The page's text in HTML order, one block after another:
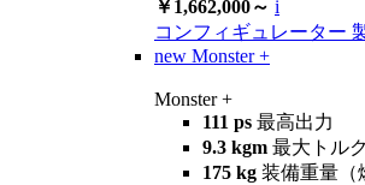
￥1,662,000～ i
コンフィギュレーター
new Monster +
Monster +
111 ps 最高出力
9.3 kgm 最大トルク
175 kg 装備重量（